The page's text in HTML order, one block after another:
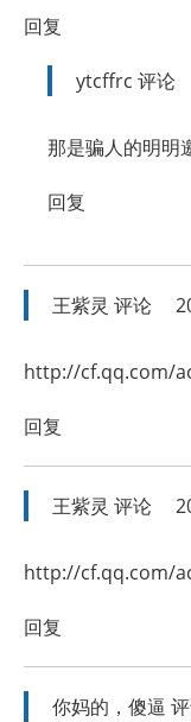
回复
ytcffrc 评论
那是骗人的明明
回复
王紫灵 评论
http://cf.qq.com/
回复
王紫灵 评论
http://cf.qq.com/
回复
你妈的，傻逼